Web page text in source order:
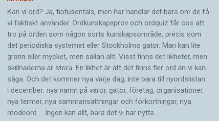
Kan vi ord? Ja, tiotusentals, men här handlar det bara om de få
vi faktiskt använder. Ordkunskapsprov och ordquiz får oss att
tro på orden som någon sorts kunskapsområde, precis som
det periodiska systemet eller Stockholms gator. Man kan lite
grann eller mycket, men sällan allt. Visst finns det likheter, men
skillnaderna är stora. En likhet är att det finns fler ord än vi kan
säga. Och det kommer nya varje dag, inte bara till nyordslistan
i december: nya namn på varor, gator, företag, organisationer,
nya termer, nya samman­sättningar och förkortningar, nya
modeord … Ingen kan allt, bara det vi har nytta…